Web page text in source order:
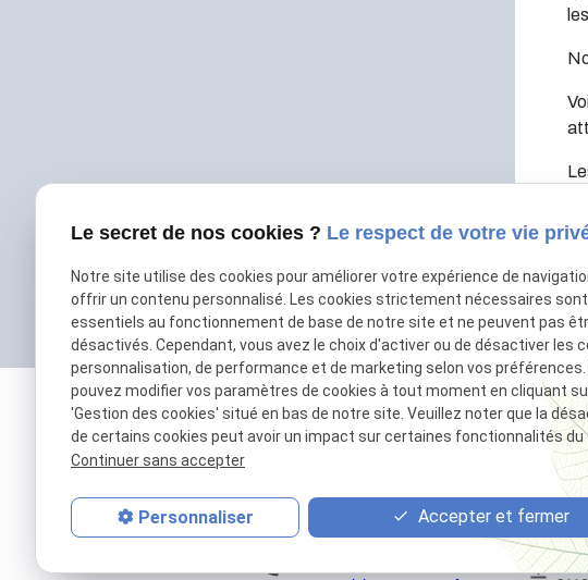
44
Le secret de nos cookies ? Le respect de votre vie
Notre site utilise des cookies pour améliorer votre expérience de
offrir un contenu personnalisé. Les cookies strictement nécessaires sont
essentiels au fonctionnement de base de notre site et ne peuvent pas
désactivés. Cependant, vous avez le choix d'activer ou de désactiver les
personnalisation, de performance et de marketing selon vos préférences.
pouvez modifier vos paramètres de cookies à tout moment en cliquant
'Gestion des cookies' situé en bas de notre site. Veuillez noter que la
de certains cookies peut avoir un impact sur certaines fonctionnalités du
Continuer sans accepter
Personnaliser Accepter et fermer